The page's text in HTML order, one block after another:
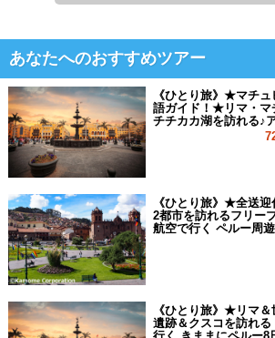
あなたへのおすすめツアー
《ひとり旅》★マチ
語ガイド！★リマ・マ
チチカカ湖を訪れる♪
《ひとり旅》★全送
2都市を訪れるフリー
航空で行く ペルー周
《ひとり旅》★リマ
遺跡＆クスコを訪れ